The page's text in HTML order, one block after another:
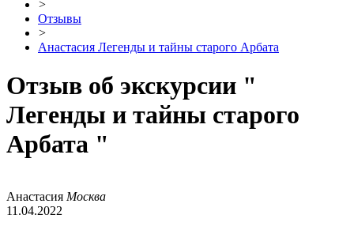
>
Отзывы
>
Анастасия Легенды и тайны старого Арбата
Отзыв об экскурсии "
Легенды и тайны старого
Арбата "
Анастасия Москва
11.04.2022